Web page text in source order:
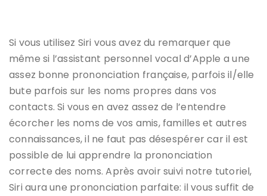
Si vous utilisez Siri vous avez du remarquer que
même si l’assistant personnel vocal d’Apple a une
assez bonne prononciation française, parfois il/elle
bute parfois sur les noms propres dans vos
contacts. Si vous en avez assez de l’entendre
écorcher les noms de vos amis, familles et autres
connaissances, il ne faut pas désespérer car il est
possible de lui apprendre la prononciation
correcte des noms. Après avoir suivi notre tutoriel,
Siri aura une prononciation parfaite: il vous suffit de